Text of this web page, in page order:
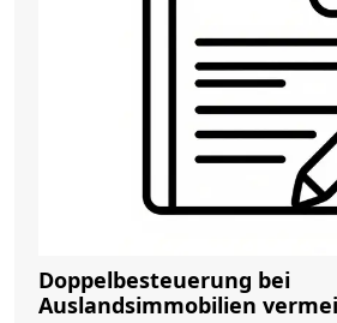
Doppelbesteuerung bei
Auslandsimmobilien